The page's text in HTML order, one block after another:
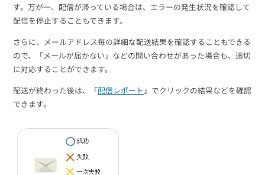
SMS配信サービス
認証サービス
アンケートシステム・フォーム
遅延なく確実・高速に送る
組織的に管理
効果改善・顧客育成
システム連携・効率化
ブログ・各種資料
マーケティングブログ
資料ダウンロード
メール配信用語集
資料請求・お問い合わせ
す。万が一、配信が滞っている場合は、エラーの発生状況を確認して
配信を停止することもできます。
さらに、メールアドレス毎の詳細な配送結果を確認することもできる
ので、「メールが届かない」などの問い合わせがあった場合も、適切
に対応することができます。
配送が終わった後は、「配信レポート 」でクリックの結果などを確認
できます。